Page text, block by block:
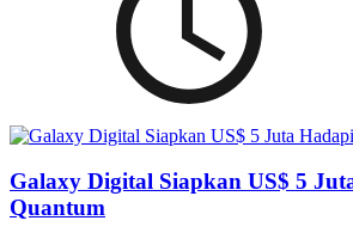
Galaxy Digital Siapkan US$ 5
Quantum